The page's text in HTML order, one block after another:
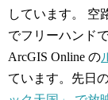
しています。 空
でフリーハンド
ArcGIS Online の
ています。 先日